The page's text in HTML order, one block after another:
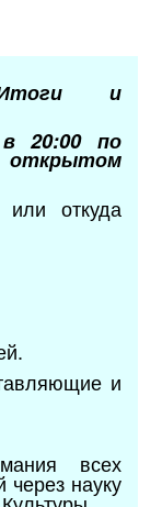
и
20:00 по
откуда
и
всех
науку